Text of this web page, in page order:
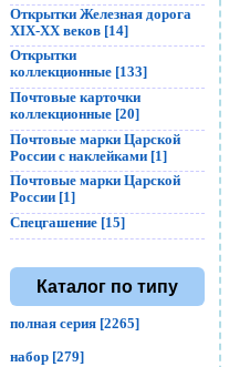
Открытки Железная дорога
XIX-XX веков [14]
Открытки
коллекционные [133]
Почтовые карточки
коллекционные [20]
Почтовые марки Царской
России с наклейками [1]
Почтовые марки Царской
России [1]
Спецгашение [15]
Каталог по типу
полная серия [2265]
набор [279]